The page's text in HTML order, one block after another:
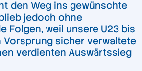
den Weg ins gewünschte
jedoch ohne
Folgen, weil unsere U23 bis
Vorsprung sicher verwaltete
verdienten Auswärtssieg